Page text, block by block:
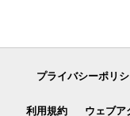
プライバシーポリ
利用規約 ウェブア